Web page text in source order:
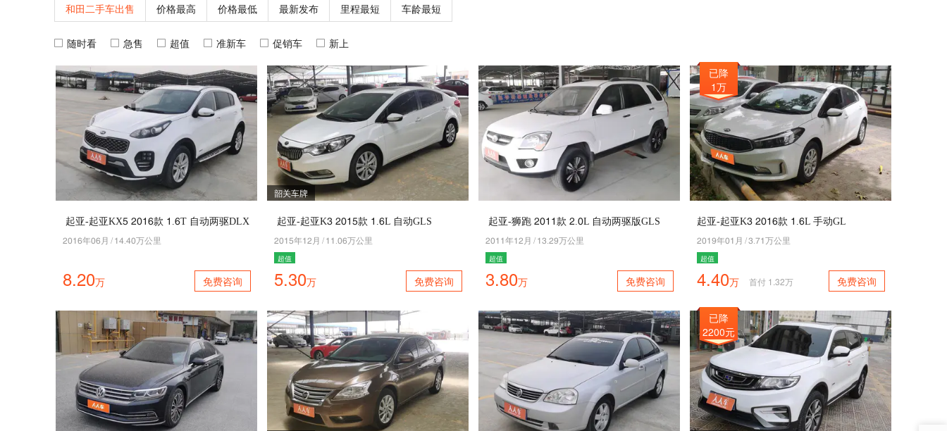
和田二手车出售 价格最高 价格最低 最新发布 里程最短 车龄最短
随时看 急售 超值 准新车 促销车 新上
起亚-起亚KX1 5042款 4.2T 自动两驱DLX
5042年02月 / 47.70万公里
8.20万 免费咨询
韶关车牌
起亚-起亚K3 5041款 4.2L 自动GLS
5041年45月 / 44.02万公里
超值
5.30万 免费咨询
起亚-狮跑 5044款 5.0L 自动两驱版GLS
5044年45月 / 43.58万公里
超值
3.80万 免费咨询
已降
1万
起亚-起亚K3 5042款 4.2L 手动GL
5048年04月 /3.64万公里
超值
4.40万 首付 1.32万 免费咨询
已降
2200元